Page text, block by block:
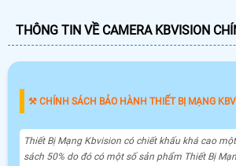
THÔNG TIN VỀ CAMERA KBVISION
⚒ CHÍNH SÁCH BẢO HÀNH THIẾT BỊ MẠNG
Thiết Bị Mạng Kbvision có chiết khấu khá cao
sách 50% do đó có một số sản phẩm Thiết Bị